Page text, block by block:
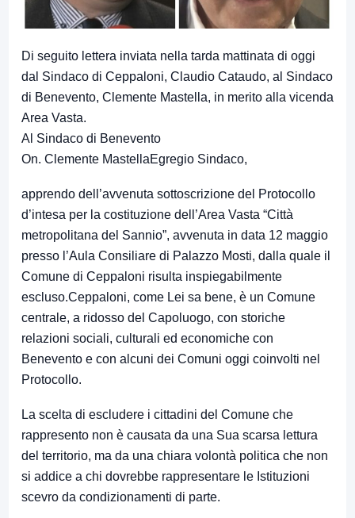
Di seguito lettera inviata nella tarda mattinata di oggi
dal Sindaco di Ceppaloni, Claudio Cataudo, al Sindaco
di Benevento, Clemente Mastella, in merito alla vicenda
Area Vasta.
Al Sindaco di Benevento
On. Clemente MastellaEgregio Sindaco,
apprendo dell’avvenuta sottoscrizione del Protocollo
d’intesa per la costituzione dell’Area Vasta “Città
metropolitana del Sannio”, avvenuta in data 12 maggio
presso l’Aula Consiliare di Palazzo Mosti, dalla quale il
Comune di Ceppaloni risulta inspiegabilmente
escluso.Ceppaloni, come Lei sa bene, è un Comune
centrale, a ridosso del Capoluogo, con storiche
relazioni sociali, culturali ed economiche con
Benevento e con alcuni dei Comuni oggi coinvolti nel
Protocollo.
La scelta di escludere i cittadini del Comune che
rappresento non è causata da una Sua scarsa lettura
del territorio, ma da una chiara volontà politica che non
si addice a chi dovrebbe rappresentare le Istituzioni
scevro da condizionamenti di parte.